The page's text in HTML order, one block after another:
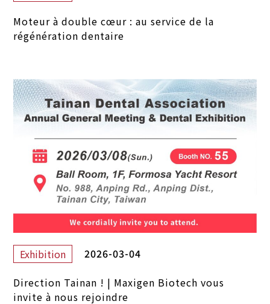
Moteur à double cœur : au service de la
régénération dentaire
Exhibition
2026-03-04
Direction Tainan ! | Maxigen Biotech vous
invite à nous rejoindre